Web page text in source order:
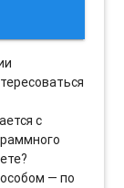
с
— по